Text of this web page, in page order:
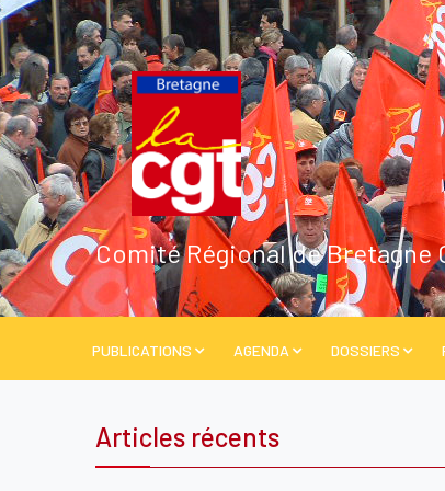
Comité Régional de Bretagne
PUBLICATIONS AGENDA DOSSIERS
Articles récents